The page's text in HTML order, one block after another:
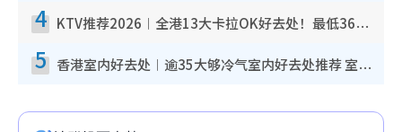
4 KTV推荐2026︱全港13大卡拉OK好去处！最低36元起 日语歌都有！(附地址+收费详情)
5 香港室内好去处︱逾35大够冷气室内好去处推荐 室内活动免费避雨无惧下雨